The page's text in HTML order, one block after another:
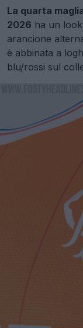
La quarta
2026 ha un
arancione
è abbinata a
blu/rossi sul